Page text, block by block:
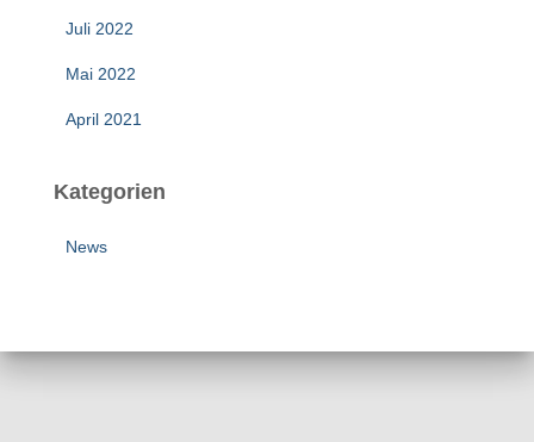
Juli 2022
Mai 2022
April 2021
Kategorien
News